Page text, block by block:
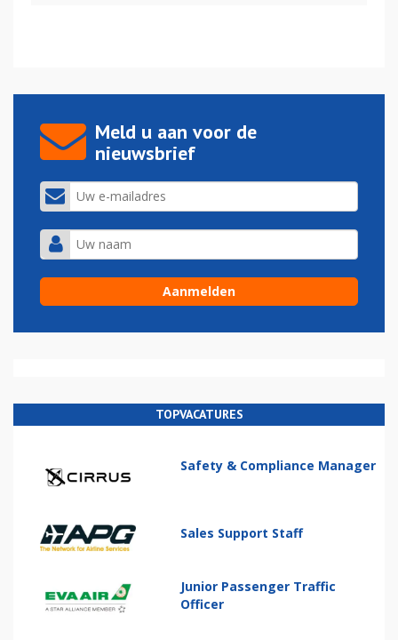
Meld u aan voor de
nieuwsbrief
TOPVACATURES
Safety & Compliance Manager
Sales Support Staff
Junior Passenger Traffic
Officer